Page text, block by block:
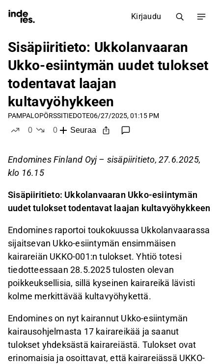
Kirjaudu
Sisäpiiritieto: Ukkolanvaaran
Ukko-esiintymän uudet tulokset
todentavat laajan
kultavyöhykkeen
PAMPALOPÖRSSITIEDOTE06/27/2025, 01:15 PM
0
0
Seuraa
Endomines Finland Oyj – sisäpiiritieto, 27.6.2025,
klo 16.15
Sisäpiiritieto: Ukkolanvaaran Ukko-esiintymän
uudet tulokset todentavat laajan kultavyöhykkeen
Endomines raportoi toukokuussa Ukkolanvaarassa
sijaitsevan Ukko-esiintymän ensimmäisen
kairareiän UKKO-001:n tulokset. Yhtiö totesi
tiedotteessaan 28.5.2025 tulosten olevan
poikkeuksellisia, sillä kyseinen kairareikä lävisti
kolme merkittävää kultavyöhykettä.
Endomines on nyt kairannut Ukko-esiintymän
kairausohjelmasta 17 kairareikää ja saanut
tulokset yhdeksästä kairareiästä. Tulokset ovat
erinomaisia ja osoittavat, että kairareiässä UKKO-